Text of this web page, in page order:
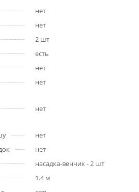
нет
нет
2 шт
есть
нет
нет
нет
нет
нет
насадка-венчик - 2 шт
1.4 м